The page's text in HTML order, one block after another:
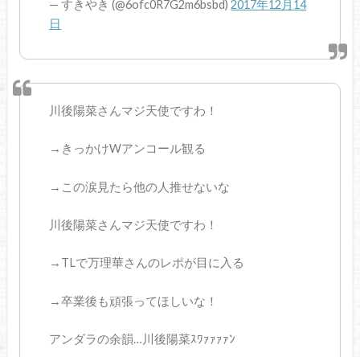
— すきやき (@6ofc0R7G2m6bsbd)2017年12月14
日
川後陽菜さんマジ天使ですわ！
→きっかけWアンコール観る
→この涙見たら他の人推せないな
川後陽菜さんマジ天使ですわ！
→TLで万理華さんのレポが目に入る
→卒業後も頑張ってほしいな！
アンダラの余韻…川後陽菜ｽﾜｧｧｧｧﾝ